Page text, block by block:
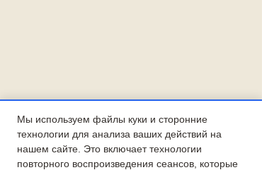
Мы используем файлы куки и сторонние
технологии для анализа ваших действий на
нашем сайте. Это включает технологии
повторного воспроизведения сеансов, которые